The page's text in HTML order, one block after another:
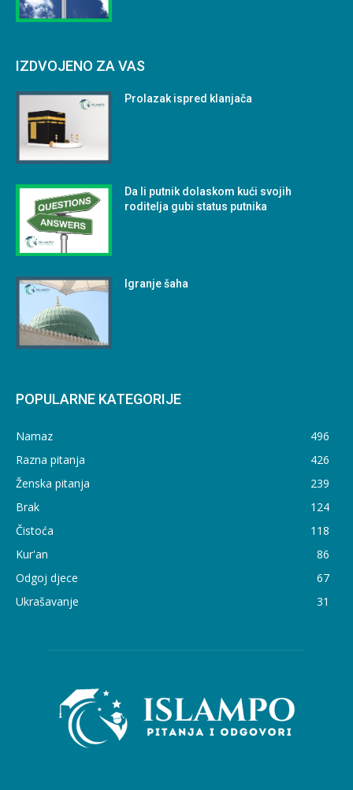
IZDVOJENO ZA VAS
Prolazak ispred klanjača
Da li putnik dolaskom kući svojih
roditelja gubi status putnika
Igranje šaha
POPULARNE KATEGORIJE
Namaz
496
Razna pitanja
426
Ženska pitanja
239
Brak
124
Čistoća
118
Kur'an
86
Odgoj djece
67
Ukrašavanje
31